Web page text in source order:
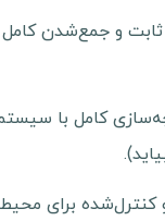
و جمع‌شدن کامل
کنترل‌شده برای